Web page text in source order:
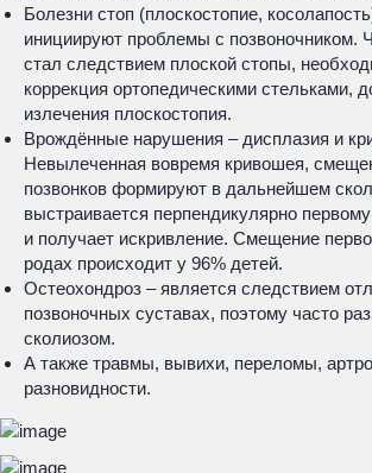
Болезни стоп (плоскостопие,
инициируют проблемы с позвоночником.
стал следствием плоской стопы,
коррекция ортопедическими стельками,
излечения плоскостопия.
Врождённые нарушения – дисплазия и
Невылеченная вовремя кривошея,
позвонков формируют в дальнейшем
выстраивается перпендикулярно
и получает искривление. Смещение
родах происходит у 96% детей.
Остеохондроз – является следствием
позвоночных суставах, поэтому часто
сколиозом.
А также травмы, вывихи, переломы,
разновидности.